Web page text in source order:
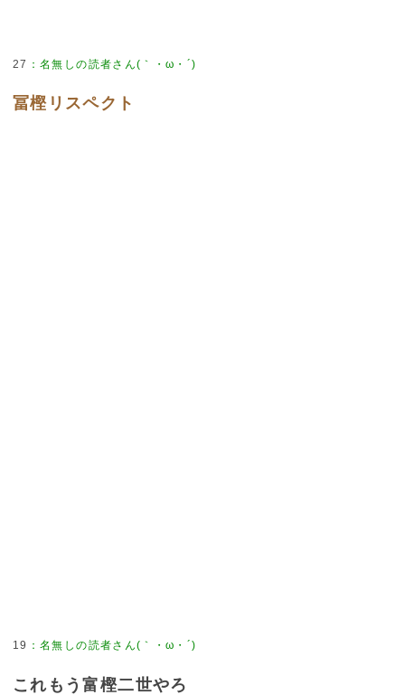
27 ：名無しの読者さん(｀・ω・´)
冨樫リスペクト
19 ：名無しの読者さん(｀・ω・´)
これもう富樫二世やろ